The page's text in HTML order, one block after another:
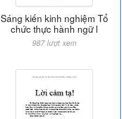
Sáng kiến kinh nghiệm Tổ
chức thực hành ngữ l
987 lượt xem